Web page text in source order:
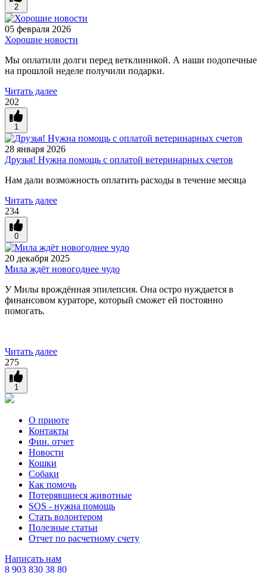
2
05 февраля 2026
Хорошие новости
Мы оплатили долги перед ветклиникой. А наши подопечные
на прошлой неделе получили подарки.
Читать далее
202
1
28 января 2026
Друзья! Нужна помощь с оплатой ветеринарных счетов
Нам дали возможность оплатить расходы в течение месяца
Читать далее
234
0
20 декабря 2025
Мила ждёт новогоднее чудо
У Милы врождённая эпилепсия. Она остро нуждается в
финансовом кураторе, который сможет ей постоянно
помогать.
Читать далее
275
1
О приюте
Контакты
Фин. отчет
Новости
Кошки
Собаки
Как помочь
Потерявшиеся животные
SOS - нужна помощь
Стать волонтером
Полезные статьи
Отчет по расчетному счету
Написать нам
8 903 830 38 80